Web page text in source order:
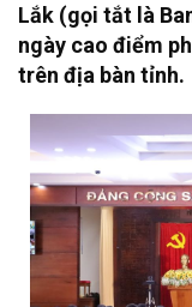
Lắk (gọi tắt là
ngày cao điểm
trên địa bàn tỉnh.